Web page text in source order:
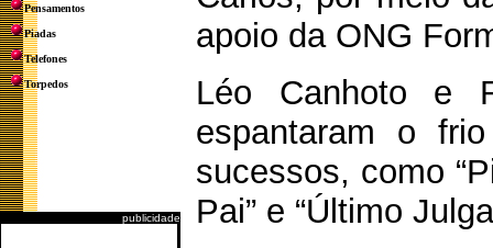
Pensamentos
Piadas
Telefones
Torpedos
publicidade
apoio da ONG
Léo Canhoto e
espantaram o
sucessos, como
Pai” e “Último